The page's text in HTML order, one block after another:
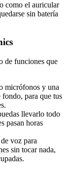
como el auricular
sin batería
de funciones que
micrófonos y una
para que tus
llevarlo todo
pasan horas
voz para
sin tocar nada,